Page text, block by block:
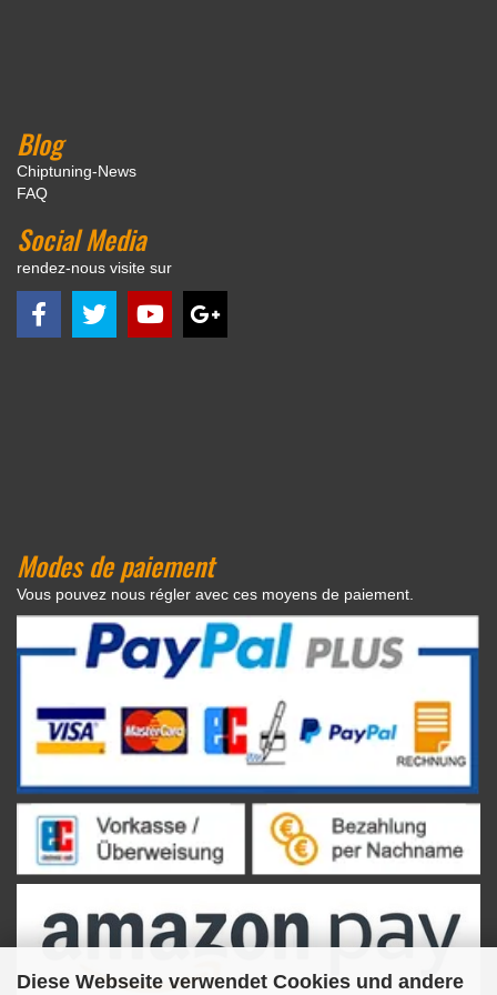
Diese Webseite verwendet Cookies und andere
Blog
Chiptuning-News
FAQ
Social Media
rendez-nous visite sur
Modes de paiement
Vous pouvez nous régler avec ces moyens de paiement.